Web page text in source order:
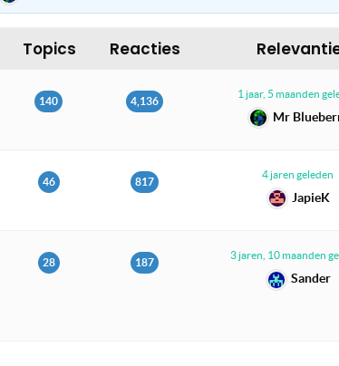
Topics Reacties
140 4,136
1 jaar, 5 maanden
Mr
46 817
4 jaren geleden
JapieK
28 187
3 jaren, 10 maanden
Sander